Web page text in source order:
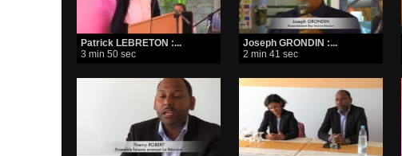
Patrick LEBRETON :...
3 min 50 sec
Joseph GRONDIN :...
2 min 41 sec